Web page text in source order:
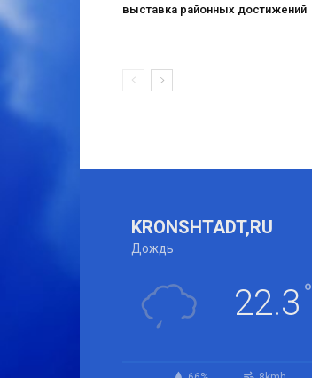
выставка районных достижений
KRONSHTADT,RU
Дождь
22.3 °